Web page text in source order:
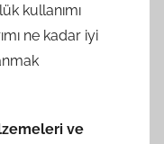
kullanımı
ne kadar iyi
ve